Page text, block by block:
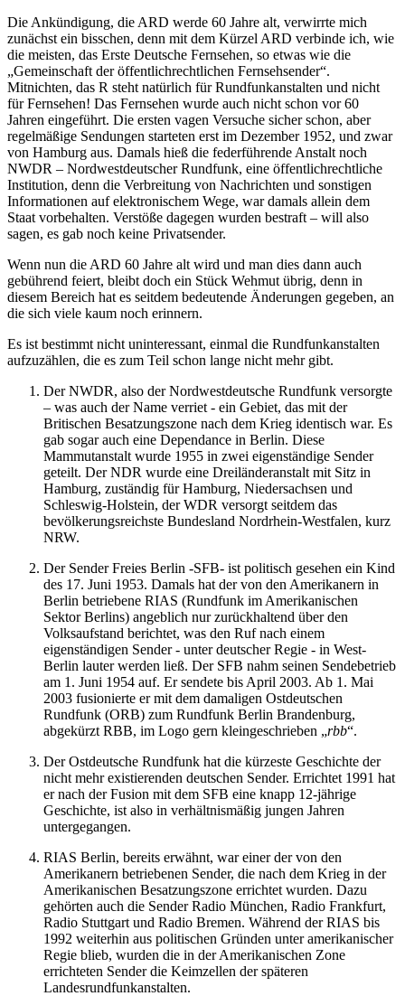
Die Ankündigung, die ARD werde 60 Jahre alt, verwirrte mich
zunächst ein bisschen, denn mit dem Kürzel ARD verbinde ich, wie
die meisten, das Erste Deutsche Fernsehen, so etwas wie die
Gemeinschaft der öffentlichrechtlichen Fernsehsender .
Mitnichten, das R steht natürlich fürRundfunkanstalten und nicht
fürFernsehen! Das Fernsehen wurde auch nicht schon vor 60
Jahren eingeführt. Die ersten vagen Versuche sicher schon, aber
regelmäßige Sendungen starteten erst im Dezember 1952, und zwar
von Hamburg aus. Damals hieß die federführende Anstalt noch
NWDR – Nordwestdeutscher Rundfunk, eine öffentlichrechtliche
Institution, denn die Verbreitung von Nachrichten und sonstigen
Informationen auf elektronischem Wege, war damals allein dem
Staat vorbehalten. Verstöße dagegen wurden bestraft – will also
sagen, es gab noch keine Privatsender.
Wenn nun die ARD 60 Jahre alt wird und man dies dann auch
gebührend feiert, bleibt doch ein Stück Wehmut übrig, denn in
diesem Bereich hat es seitdem bedeutende Änderungen gegeben, an
die sich viele kaum noch erinnern.
Es ist bestimmt nicht uninteressant, einmal die Rundfunkanstalten
aufzuzählen, die es zum Teil schon lange nicht mehr gibt.
Der NWDR, also der Nordwestdeutsche Rundfunk versorgte
– was auch der Name verriet - ein Gebiet, das mit der
Britischen Besatzungszone nach dem Krieg identisch war. Es
gab sogar auch eine Dependance in Berlin. Diese
Mammutanstalt wurde 1955 in zwei eigenständige Sender
geteilt. Der NDR wurde eine Dreiländeranstalt mit Sitz in
Hamburg, zuständig für Hamburg, Niedersachsen und
Schleswig-Holstein, der WDR versorgt seitdem das
bevölkerungsreichste Bundesland Nordrhein-Westfalen, kurz
NRW.
Der Sender Freies Berlin -SFB- ist politisch gesehen ein Kind
des 17. Juni 1953. Damals hat der von den Amerikanern in
Berlin betriebene RIAS (Rundfunk im Amerikanischen
Sektor Berlins) angeblich nur zurückhaltend über den
Volksaufstand berichtet, was den Ruf nach einem
eigenständigen Sender - unter deutscher Regie - in West-
Berlin lauter werden ließ. Der SFB nahm seinen Sendebetrieb
am 1. Juni 1954 auf. Er sendete bis April 2003. Ab 1. Mai
2003 fusionierte er mit dem damaligen Ostdeutschen
Rundfunk (ORB) zum Rundfunk Berlin Brandenburg,
abgekürzt RBB, im Logo gern kleingeschrieben
rbb .
Der Ostdeutsche Rundfunk hat die kürzeste Geschichte der
nicht mehr existierenden deutschen Sender. Errichtet 1991 hat
er nach der Fusion mit dem SFB eine knapp 12-jährige
Geschichte, ist also in verhältnismäßig jungen Jahren
untergegangen.
RIAS Berlin, bereits erwähnt, war einer der von den
Amerikanern betriebenen Sender, die nach dem Krieg in der
Amerikanischen Besatzungszone errichtet wurden. Dazu
gehörten auch die Sender Radio München, Radio Frankfurt,
Radio Stuttgart und Radio Bremen. Während der RIAS bis
1992 weiterhin aus politischen Gründen unter amerikanischer
Regie blieb, wurden die in der Amerikanischen Zone
errichteten Sender die Keimzellen der späteren
Landesrundfunkanstalten.